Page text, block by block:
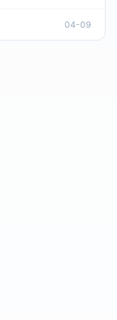
04-09